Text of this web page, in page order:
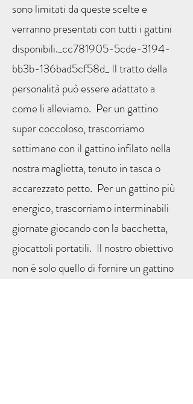
sono limitati da queste scelte e
verranno presentati con tutti i gattini
disponibili._cc781905-5cde-3194-
bb3b-136bad5cf58d_ Il tratto della
personalità può essere adattato a
come li alleviamo. Per un gattino
super coccoloso, trascorriamo
settimane con il gattino infilato nella
nostra maglietta, tenuto in tasca o
accarezzato petto. Per un gattino più
energico, trascorriamo interminabili
giornate giocando con la bacchetta,
giocattoli portatili. Il nostro obiettivo
non è solo quello di fornire un gattino